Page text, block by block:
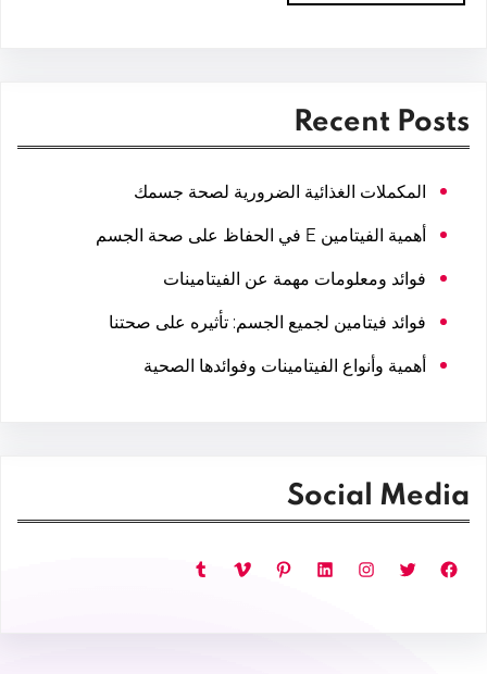
Recent Posts
المكملات الغذائية الضرورية لصحة جسمك
أهمية الفيتامين E في الحفاظ على صحة الجسم
فوائد ومعلومات مهمة عن الفيتامينات
فوائد فيتامين لجميع الجسم: تأثيره على صحتنا
أهمية وأنواع الفيتامينات وفوائدها الصحية
Social Media
فيسبوك تويتر إنستجرام لينكد إن بينتريست فيميو تمبلر